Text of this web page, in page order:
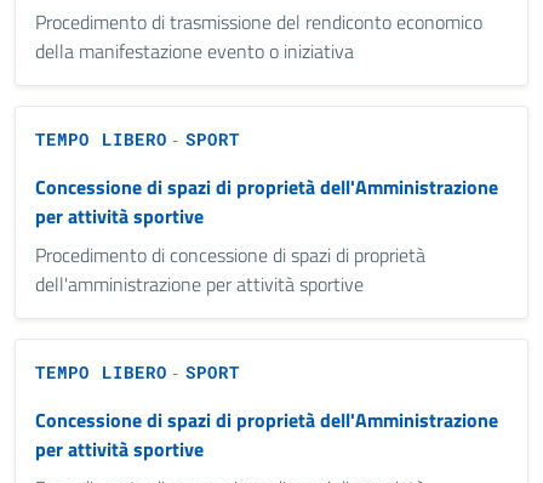
Procedimento di trasmissione del rendiconto economico
della manifestazione evento o iniziativa
TEMPO LIBERO - SPORT
Concessione di spazi di proprietà dell'Amministrazione
per attività sportive
Procedimento di concessione di spazi di proprietà
dell'amministrazione per attività sportive
TEMPO LIBERO - SPORT
Concessione di spazi di proprietà dell'Amministrazione
per attività sportive